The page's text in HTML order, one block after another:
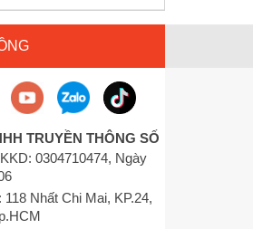
TRUYỀN THÔNG SỐ
0304710474, Ngày
118 Nhất Chi Mai, KP.24,